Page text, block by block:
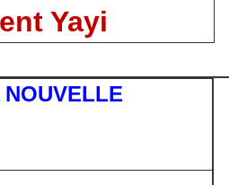
Yayi
NOUVELLE